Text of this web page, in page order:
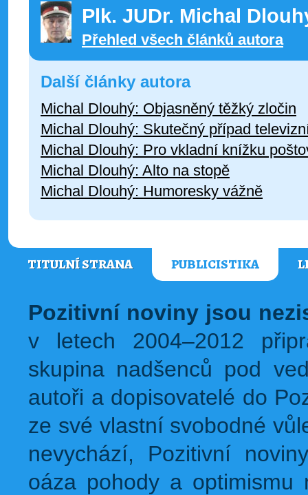
Plk. JUDr. Michal
Přehled všech článků autora
Další články autora
Michal Dlouhý: Objasněný těžký zločin
Michal Dlouhý: Skutečný případ
Michal Dlouhý: Pro vkladní knížku
Michal Dlouhý: Alto na stopě
Michal Dlouhý: Humoresky vážně
TITULNÍ STRANA PUBLICISTIKA
Pozitivní noviny jsou
v letech 2004–2012
skupina nadšenců pod
autoři a dopisovatelé do
ze své vlastní svobodné
nevychází, Pozitivní
oáza pohody a